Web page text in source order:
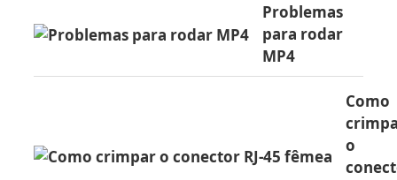
Problemas
para rodar
MP4
Como
o